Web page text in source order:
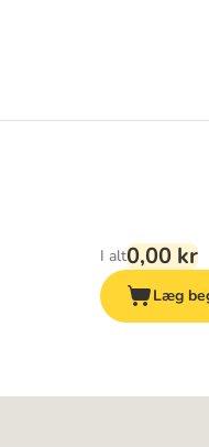
I alt0,00 kr
Læg